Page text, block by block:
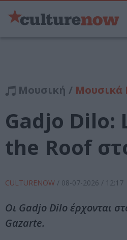
Μουσική / Μουσικά
Gadjo Dilo:
the Roof
CULTURENOW / 08-07-2026 / 12:17
Οι Gadjo Dilo έρχονται
Gazarte.